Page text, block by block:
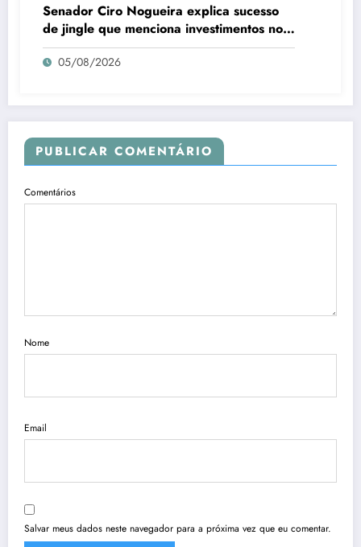
Senador Ciro Nogueira explica sucesso
de jingle que menciona investimentos no
Piauí
05/08/2026
PUBLICAR COMENTÁRIO
Comentários
Nome
Email
Salvar meus dados neste navegador para a próxima vez que eu comentar.